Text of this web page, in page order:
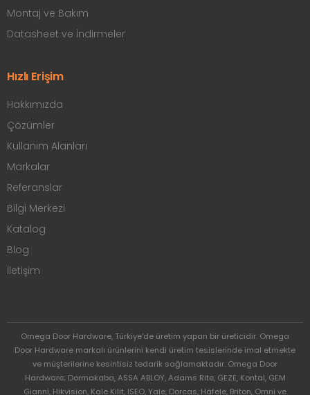
Montaj ve Bakım
Datasheet ve İndirmeler
Hızlı Erişim
Hakkımızda
Çözümler
Kullanım Alanları
Markalar
Referanslar
Bilgi Merkezi
Katalog
Blog
İletişim
Omega Door Hardware, Türkiye'de üretim yapan bir üreticidir. Omega
Door Hardware markalı ürünlerini kendi üretim tesislerinde imal etmekte
ve müşterilerine kesintisiz tedarik sağlamaktadır. Omega Door
Hardware; Dormakaba, ASSA ABLOY, Adams Rite, GEZE, Kontal, GEM
Gianni, Hikvision, Kale Kilit, ISEO, Yale, Dorcas, Häfele, Briton, Omni ve